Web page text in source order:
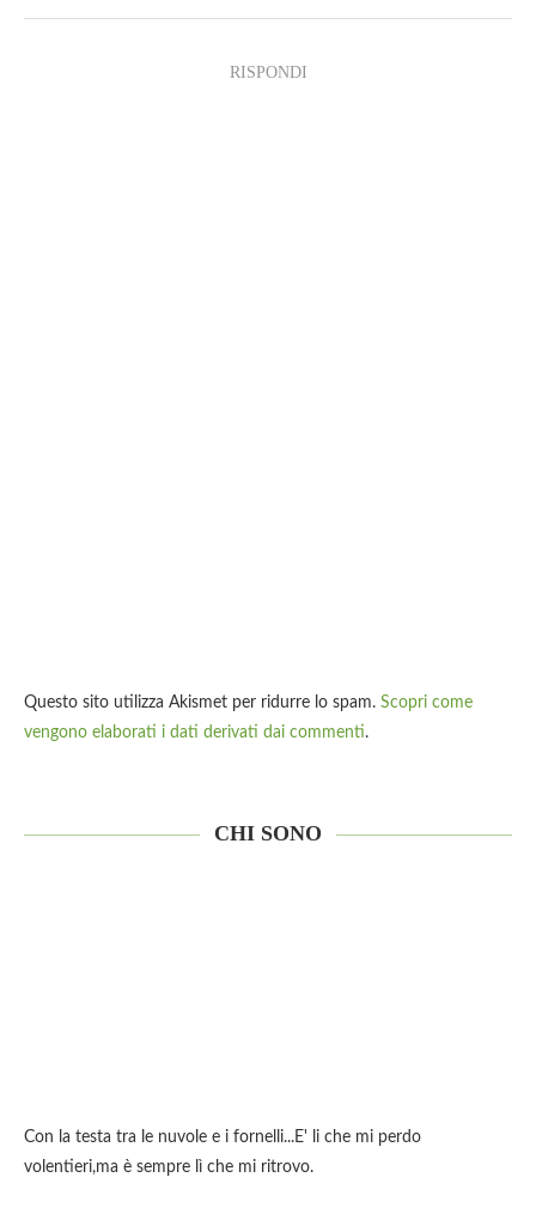
RISPONDI
Questo sito utilizza Akismet per ridurre lo spam. Scopri come
vengono elaborati i dati derivati dai commenti.
CHI SONO
Con la testa tra le nuvole e i fornelli...E' li che mi perdo
volentieri,ma è sempre lì che mi ritrovo.